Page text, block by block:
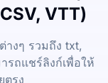
VTT)
งๆ รวมถึง txt,
ถแชร์ลิงก์เพื่อให้
ตรง